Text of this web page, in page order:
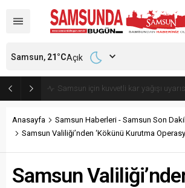
Samsun’da polisi alarma geçiren
Samsun, 21 °CAçık
Anasayfa
Samsun Haberleri - Samsun Son
Samsun Valiliği’nden ‘Kökünü Kurutma
Samsun